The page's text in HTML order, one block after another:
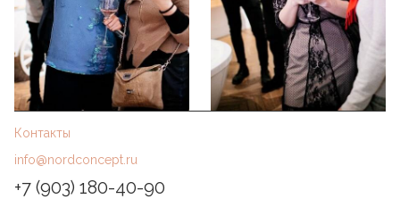
Контакты
info@nordconcept.ru
+7 (903) 180-40-90